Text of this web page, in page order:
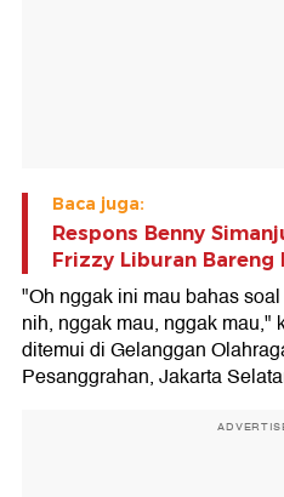
Baca juga:
Respons Benny
Frizzy Liburan Bareng
"Oh nggak ini mau bahas
nih, nggak mau, nggak mau,"
ditemui di Gelanggan
Pesanggrahan, Jakarta